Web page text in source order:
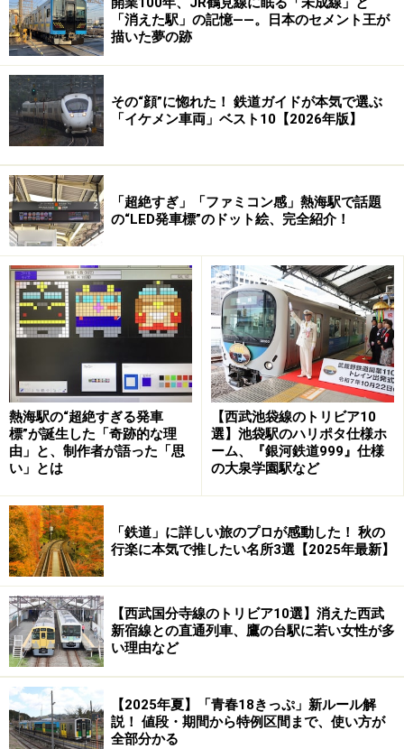
中でも「岩原（いわっぱら）スキー場前」「上越国際ス
キー場前」の両駅は、全国でもここだけの「スキー場」
を名乗る駅です。
もちろん上越線と並行する上越新幹線でも同じように上
越国境を越えることができますが（というよりむしろこ
ちらが普通でしょうか）、トンネルが多い上にスピード
が速いですから、ゆっくりと雪を眺める、というわけに
はいきません。
もっとも、現在の下り線は昭和42年に開通した新清水ト
ンネル（全長13,490m）を通りますので、国境のトンネ
ルはさらに長くなっています。また上り線には、勾配を
緩和するためにらせん状に線路を敷いた「ループ線」を
体験することもできます。
■路線データ
「消えた駅」の記憶――。日本のセメント王が
描いた夢の跡
その“顔”に惚れた！ 鉄道ガイドが本気で選ぶ
「イケメン車両」ベスト10【2026年版】
「超絶すぎ」「ファミコン感」熱海駅で話題
の“LED発車標”のドット絵、完全紹介！
熱海駅の“超絶すぎる発車
標”が誕生した「奇跡的な理
由」と、制作者が語った「思
い」とは
【西武池袋線のトリビア10
選】池袋駅のハリポタ仕様ホ
ーム、『銀河鉄道999』仕様
の大泉学園駅など
「鉄道」に詳しい旅のプロが感動した！ 秋の
行楽に本気で推したい名所3選【2025年最新】
【西武国分寺線のトリビア10選】消えた西武
新宿線との直通列車、鷹の台駅に若い女性が多
い理由など
【2025年夏】「青春18きっぷ」新ルール解
説！ 値段・期間から特例区間まで、使い方が
全部分かる